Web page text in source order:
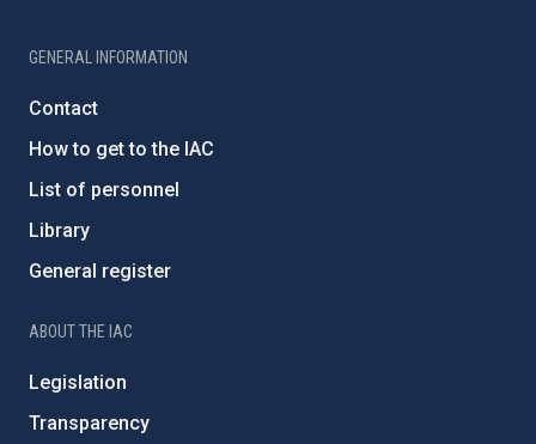
GENERAL INFORMATION
Contact
How to get to the IAC
List of personnel
Library
General register
ABOUT THE IAC
Legislation
Transparency